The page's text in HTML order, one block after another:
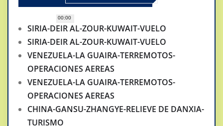
00:00
SIRIA-DEIR AL-ZOUR-KUWAIT-VUELO
SIRIA-DEIR AL-ZOUR-KUWAIT-VUELO
VENEZUELA-LA GUAIRA-TERREMOTOS-
OPERACIONES AEREAS
VENEZUELA-LA GUAIRA-TERREMOTOS-
OPERACIONES AEREAS
CHINA-GANSU-ZHANGYE-RELIEVE DE DANXIA-
TURISMO